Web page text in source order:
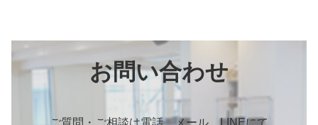
お問い合わせ
ご質問・ご相談は電話、メール、LINEにて